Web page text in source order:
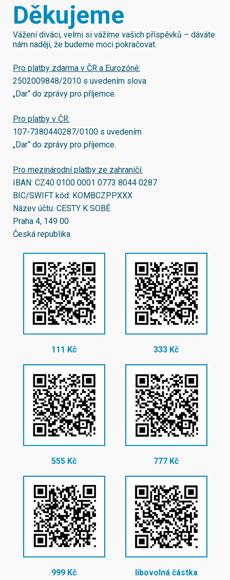
Děkujeme
Vážení diváci, velmi si vážíme vašich příspěvků – dáváte
nám naději, že budeme moci pokračovat.
Pro platby zdarma v ČR a Eurozóně:
2502009848/2010 s uvedením slova
„Dar“ do zprávy pro příjemce.
Pro platby v ČR:
107-7380440287/0100 s uvedením
„Dar“ do zprávy pro příjemce.
Pro mezinárodní platby ze zahraničí:
IBAN: CZ40 0100 0001 0773 8044 0287
BIC/SWIFT kód: KOMBCZPPXXX
Název účtu: CESTY K SOBĚ
Praha 4, 149 00
Česká republika
111 Kč 333 Kč
555 Kč 777 Kč
999 Kč libovolná částka